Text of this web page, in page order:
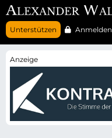
N
a
v
Unterstützen Anmelden